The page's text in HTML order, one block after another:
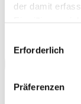
der damit
mit Ihrer
Erforderlich
Präferenzen